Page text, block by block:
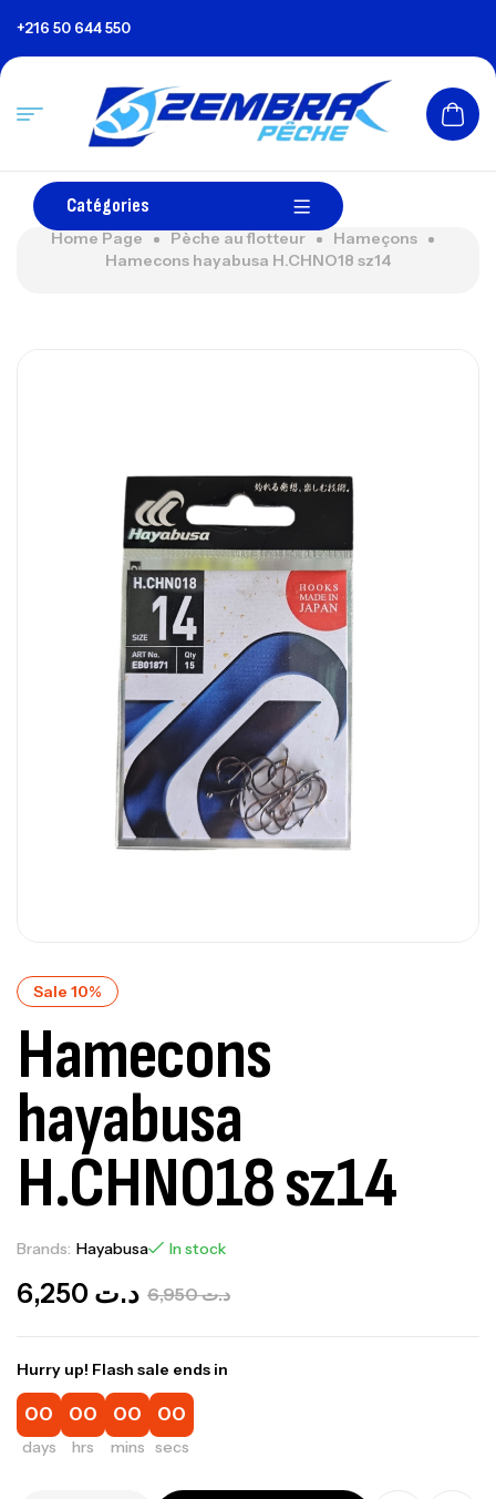
+216 50 644 550
Catégories
Home Page Pèche au flotteur
Hameçons
Hamecons hayabusa H.CHNO18 sz14
Sale 10%
Hamecons
hayabusa
H.CHNO18 sz14
Brands: Hayabusa In stock
د.ت6,950 د.ت
Hurry up! Flash sale ends in
00
days
00
hrs
00
mins
00
secs